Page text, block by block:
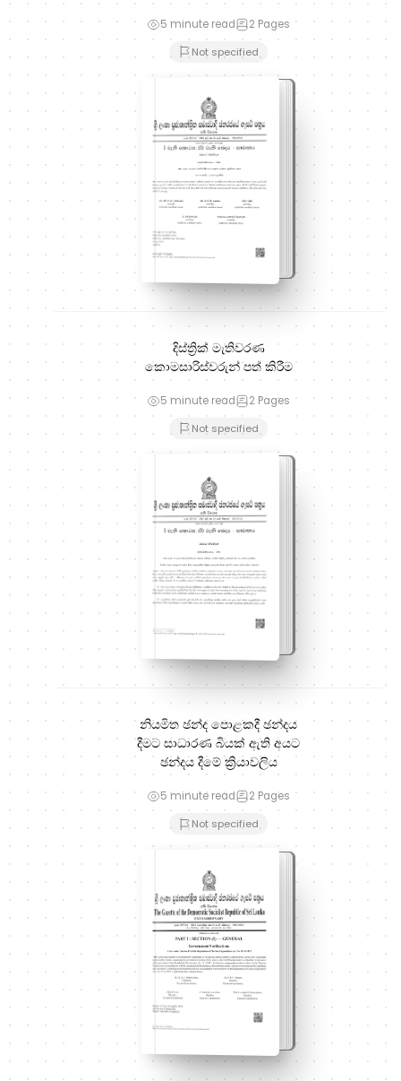
5 minute read 2 Pages
Not specified
දිස්ත්‍රික් මැතිවරණ
කොමසාරිස්වරුන් පත් කිරීම
5 minute read 2 Pages
Not specified
නියමිත ඡන්ද පොළකදී ඡන්දය
දීමට සාධාරණ බියක් ඇති අයට
ඡන්දය දීමේ ක්‍රියාවලිය
5 minute read 2 Pages
Not specified